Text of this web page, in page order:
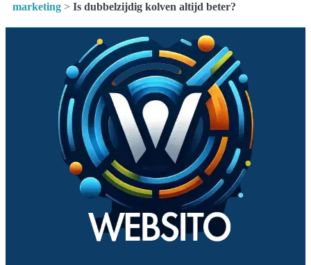
marketing > Is dubbelzijdig kolven altijd beter?